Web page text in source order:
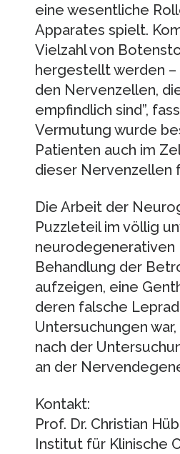
eine wesentliche
Apparates spielt.
Vielzahl von
hergestellt werden –
den Nervenzellen,
empfindlich sind”,
Vermutung wurde
Patienten auch im
dieser Nervenzellen
Die Arbeit der
Puzzleteil im völlig
neurodegenerativen
Behandlung der
aufzeigen, eine
deren falsche
Untersuchungen
nach der
an der
Kontakt:
Prof. Dr. Christian
Institut für Klinische